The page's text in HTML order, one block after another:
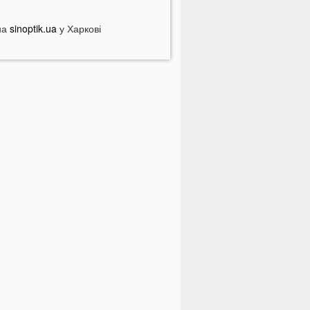
16 місяців вважали зниклим
Захід України пішов під воду
sinoptik.uaу Харкові